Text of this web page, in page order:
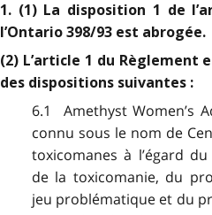
1. (1) La disposition 1 de
l’Ontario 398/93 est abrogée.
(2) L’article 1 du
des dispositions suivantes :
6.1 Amethyst Women’s
connu sous le nom de
toxicomanes à l’égard
de la toxicomanie, du
jeu problématique et du